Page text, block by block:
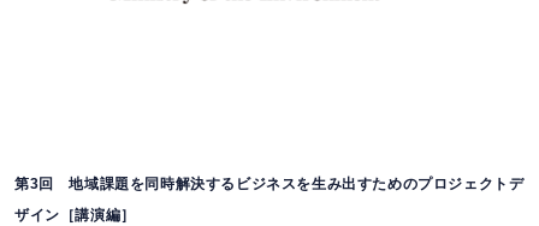
第3回 地域課題を同時解決するビジネスを生み出すためのプロジェクトデ
ザイン［講演編］